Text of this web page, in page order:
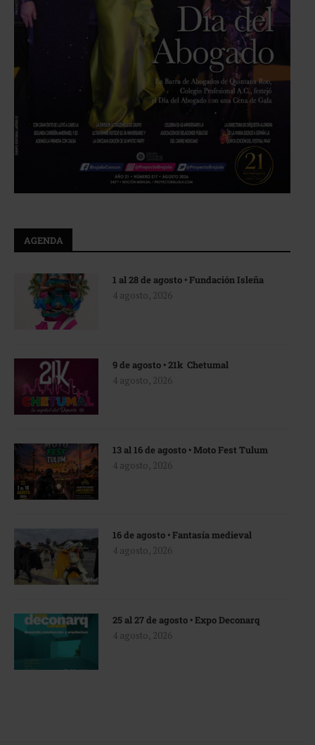
AGENDA
1 al 28 de agosto • Fundación Isleña
4 agosto, 2026
9 de agosto • 21k Chetumal
4 agosto, 2026
13 al 16 de agosto • Moto Fest Tulum
4 agosto, 2026
16 de agosto • Fantasía medieval
4 agosto, 2026
25 al 27 de agosto • Expo Deconarq
4 agosto, 2026